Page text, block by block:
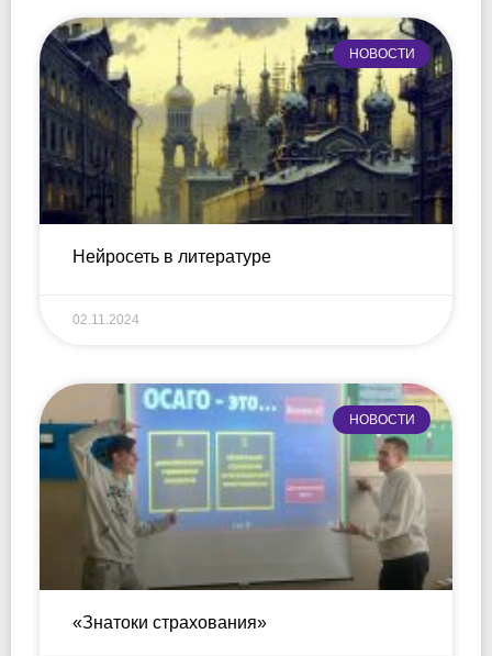
НОВОСТИ
Нейросеть в литературе
02.11.2024
НОВОСТИ
«Знатоки страхования»